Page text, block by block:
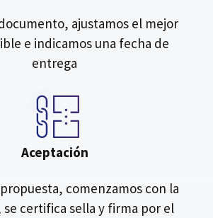
ajustamos el mejor
e indicamos una fecha de
entrega
Aceptación
comenzamos con la
certifica sella y firma por el